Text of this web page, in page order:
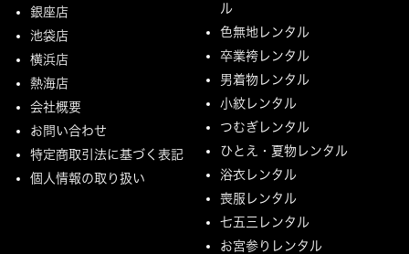
銀座店
池袋店
横浜店
熱海店
会社概要
お問い合わせ
特定商取引法に基づく表記
個人情報の取り扱い
ル
色無地レンタル
卒業袴レンタル
男着物レンタル
小紋レンタル
つむぎレンタル
ひとえ・夏物レンタル
浴衣レンタル
喪服レンタル
七五三レンタル
お宮参りレンタル